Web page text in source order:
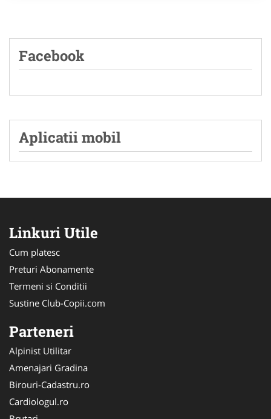
Facebook
Aplicatii mobil
Linkuri Utile
Cum platesc
Preturi Abonamente
Termeni si Conditii
Sustine Club-Copii.com
Parteneri
Alpinist Utilitar
Amenajari Gradina
Birouri-Cadastru.ro
Cardiologul.ro